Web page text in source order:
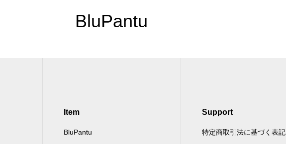
BluPantu
Item
BluPantu
Support
特定商取引法に基づく表記